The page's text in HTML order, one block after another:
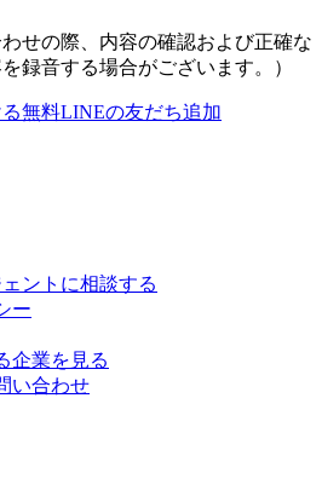
せの際、内容の確認および正確な
録音する場合がございます。）
無料LINEの友だち追加
ントに相談する
ー
企業を見る
い合わせ